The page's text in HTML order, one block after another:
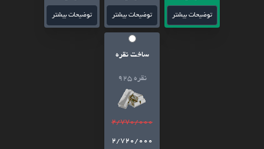
توضیحات بیشتر توضیحات بیشتر توضیحات بیشتر
ساخت نقره
نقره 925
2/770/000
2/720/000